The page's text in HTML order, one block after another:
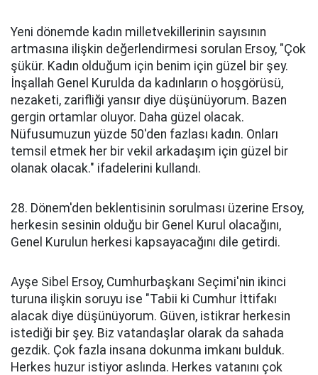
Yeni dönemde kadın milletvekillerinin sayısının
artmasına ilişkin değerlendirmesi sorulan Ersoy, "Çok
şükür. Kadın olduğum için benim için güzel bir şey.
İnşallah Genel Kurulda da kadınların o hoşgörüsü,
nezaketi, zarifliği yansır diye düşünüyorum. Bazen
gergin ortamlar oluyor. Daha güzel olacak.
Nüfusumuzun yüzde 50'den fazlası kadın. Onları
temsil etmek her bir vekil arkadaşım için güzel bir
olanak olacak." ifadelerini kullandı.
28. Dönem'den beklentisinin sorulması üzerine Ersoy,
herkesin sesinin olduğu bir Genel Kurul olacağını,
Genel Kurulun herkesi kapsayacağını dile getirdi.
Ayşe Sibel Ersoy, Cumhurbaşkanı Seçimi'nin ikinci
turuna ilişkin soruyu ise "Tabii ki Cumhur İttifakı
alacak diye düşünüyorum. Güven, istikrar herkesin
istediği bir şey. Biz vatandaşlar olarak da sahada
gezdik. Çok fazla insana dokunma imkanı bulduk.
Herkes huzur istiyor aslında. Herkes vatanını çok